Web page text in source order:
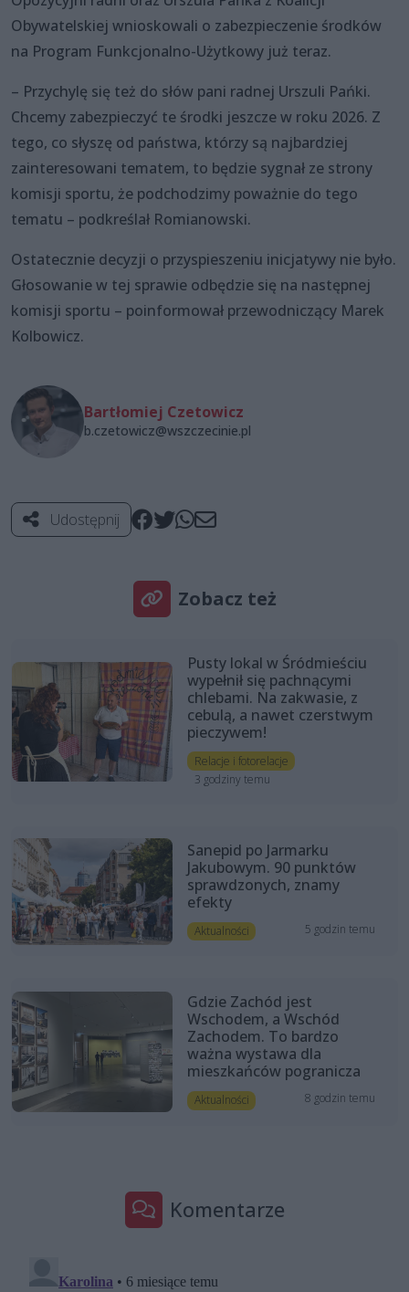
Obywatelskiej wnioskowali o zabezpieczenie środków
na Program Funkcjonalno-Użytkowy już teraz.
– Przychylę się też do słów pani radnej Urszuli Pańki.
Chcemy zabezpieczyć te środki jeszcze w roku 2026. Z
tego, co słyszę od państwa, którzy są najbardziej
zainteresowani tematem, to będzie sygnał ze strony
komisji sportu, że podchodzimy poważnie do tego
tematu – podkreślał Romianowski.
Ostatecznie decyzji o przyspieszeniu inicjatywy nie było.
Głosowanie w tej sprawie odbędzie się na następnej
komisji sportu – poinformował przewodniczący Marek
Kolbowicz.
Bartłomiej Czetowicz
b.czetowicz@wszczecinie.pl
Udostępnij
Zobacz też
Pusty lokal w Śródmieściu
wypełnił się pachnącymi
chlebami. Na zakwasie, z
cebulą, a nawet czerstwym
pieczywem!
Relacje i fotorelacje
3 godziny temu
Sanepid po Jarmarku
Jakubowym. 90 punktów
sprawdzonych, znamy
efekty
Aktualności 5 godzin temu
Gdzie Zachód jest
Wschodem, a Wschód
Zachodem. To bardzo
ważna wystawa dla
mieszkańców pogranicza
Aktualności 8 godzin temu
Komentarze